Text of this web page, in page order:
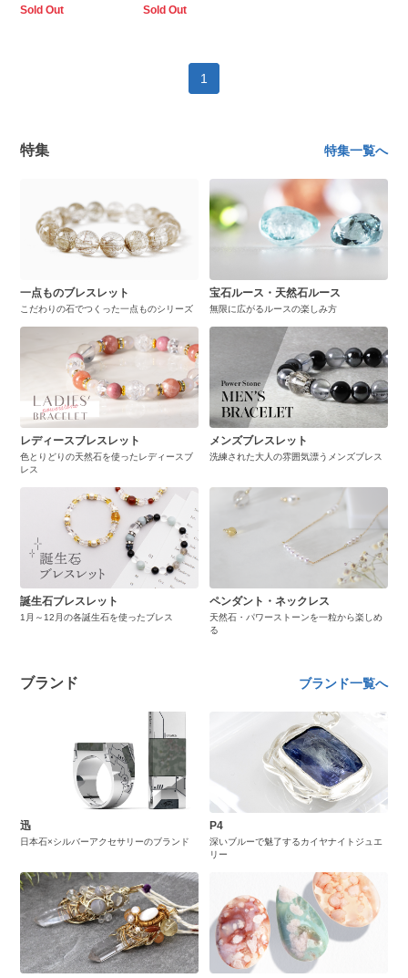
ット
Sold Out Sold Out
1
特集 特集一覧へ
一点ものブレスレット
こだわりの石でつくった一点ものシリーズ
宝石ルース・天然石ルース
無限に広がるルースの楽しみ方
レディースブレスレット
色とりどりの天然石を使ったレディースブ
レス
メンズブレスレット
洗練された大人の雰囲気漂うメンズブレス
誕生石ブレスレット
1月～12月の各誕生石を使ったブレス
ペンダント・ネックレス
天然石・パワーストーンを一粒から楽しめ
る
ブランド ブランド一覧へ
迅
日本石×シルバーアクセサリーのブランド
P4
深いブルーで魅了するカイヤナイトジュエ
リー